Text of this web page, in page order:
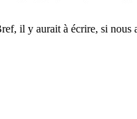
il y aurait à écrire, si